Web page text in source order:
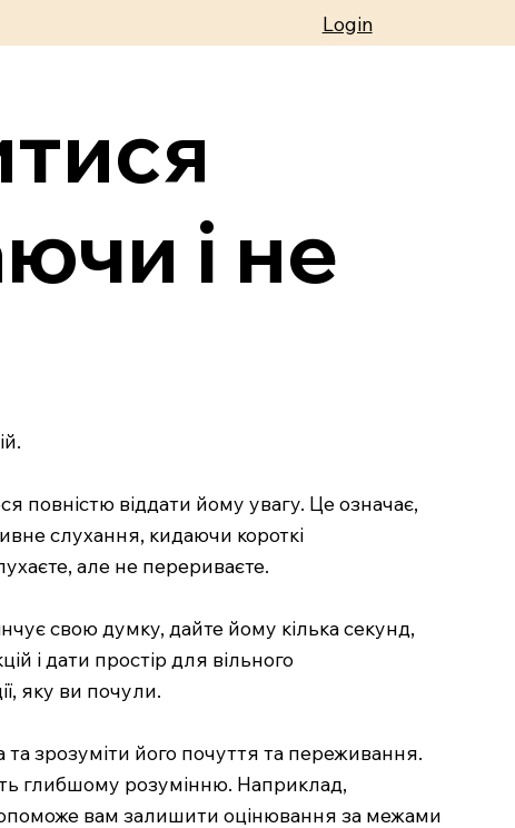
Login
і не
повністю віддати йому увагу. Це означає,
слухання, кидаючи короткі
але не перериваєте.
свою думку, дайте йому кілька секунд,
і дати простір для вільного
яку ви почули.
зрозуміти його почуття та переживання.
глибшому розумінню. Наприклад,
вам залишити оцінювання за межами